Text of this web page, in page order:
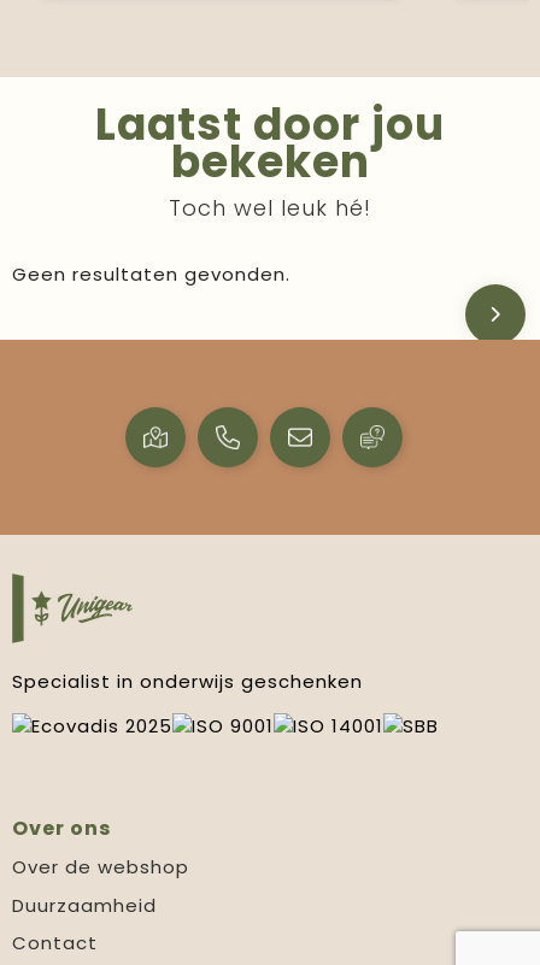
Laatst door jou
bekeken
Toch wel leuk hé!
Geen resultaten gevonden.
Specialist in onderwijs geschenken
Over ons
Over de webshop
Duurzaamheid
Contact